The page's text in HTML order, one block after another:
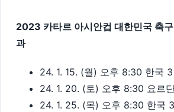
2023 카타르 아시안컵 대한민국 축
과
24. 1. 15. (월) 오후 8:30 한국 3
24. 1. 20. (토) 오후 8:30 요르
24. 1. 25. (목) 오후 8:30 한국